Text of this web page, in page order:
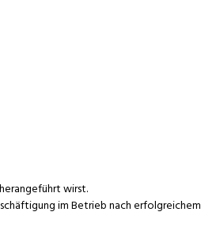
wirst.
im Betrieb nach erfolgreichem